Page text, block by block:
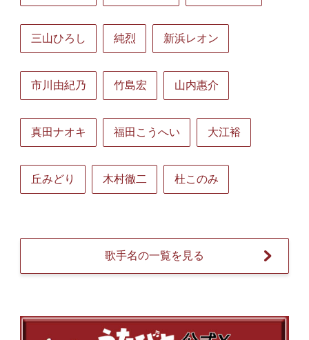
三山ひろし 純烈 新浜レオン
市川由紀乃 竹島宏 山内惠介
真田ナオキ 福田こうへい 大江裕
丘みどり 木村徹二 杜このみ
歌手名の一覧を見る